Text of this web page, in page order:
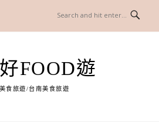
FOOD遊
食旅遊/台南美食旅遊